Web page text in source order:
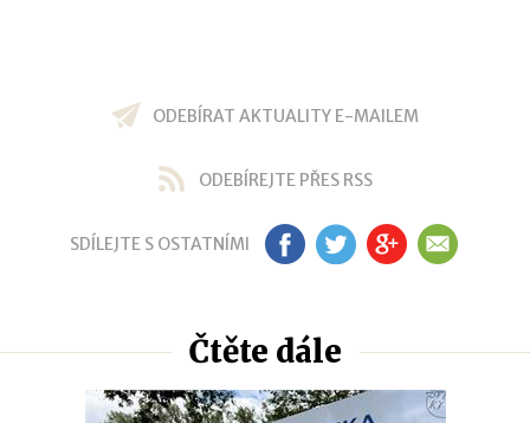
ODEBÍRAT AKTUALITY E-MAILEM
ODEBÍREJTE PŘES RSS
SDÍLEJTE S OSTATNÍMI FB TW GP EM
Čtěte dále